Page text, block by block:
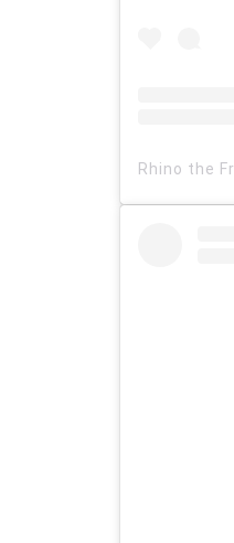
Rhino the